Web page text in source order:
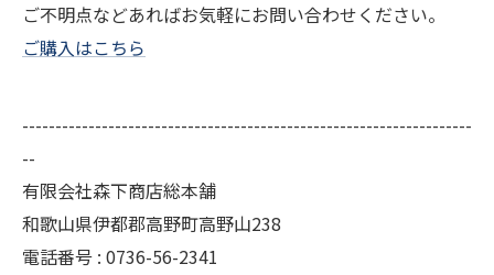
ご不明点などあればお気軽にお問い合わせください。
ご購入はこちら
--------------------------------------------------------------------
--
有限会社森下商店総本舗
和歌山県伊都郡高野町高野山238
電話番号 : 0736-56-2341